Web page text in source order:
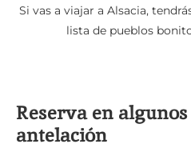
Si vas a viajar a Alsacia,
lista de pueblos
Reserva en
antelación